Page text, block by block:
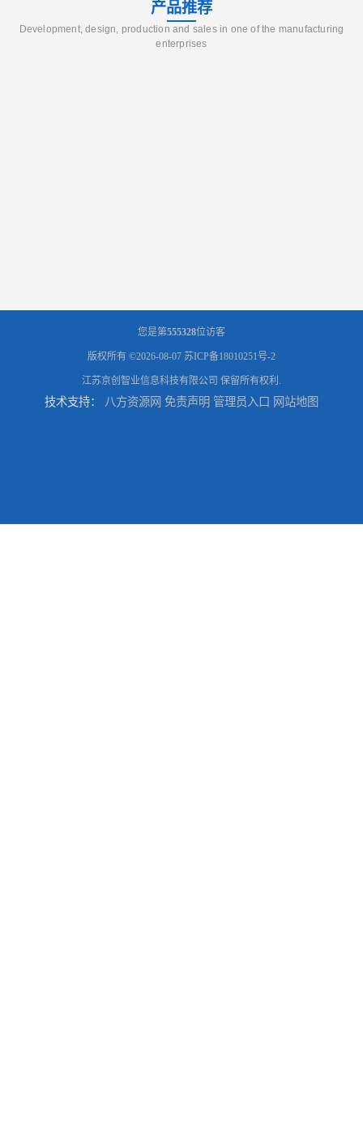
产品推荐
Development, design, production and sales in one of the manufacturing
enterprises
您是第555328位访客
版权所有 ©2026-08-07 苏ICP备18010251号-2
江苏京创智业信息科技有限公司 保留所有权利.
技术支持： 八方资源网 免责声明 管理员入口 网站地图